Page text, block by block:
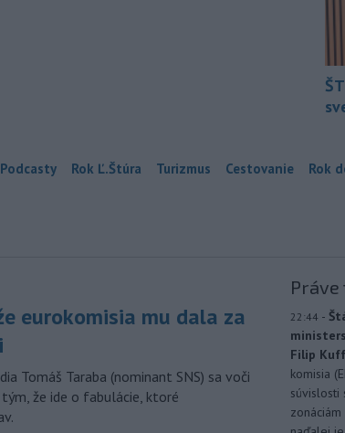
Podcasty Rok Ľ.Štúra Turizmus Cestovanie Rok
eurokomisia mu dala za
Tomáš Taraba (nominant SNS) sa voči
že ide o fabulácie, ktoré
Práve
22:44 -
Filip
komisia
súvislosti